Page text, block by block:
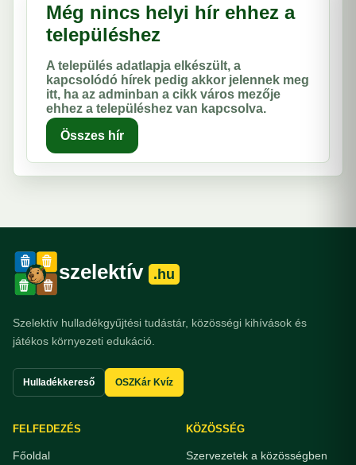
Még nincs helyi hír ehhez a
településhez
A település adatlapja elkészült, a
kapcsolódó hírek pedig akkor jelennek meg
itt, ha az adminban a cikk város mezője
ehhez a településhez van kapcsolva.
Összes hír
szelektív .hu
Szelektív hulladékgyűjtési tudástár, közösségi kihívások és
játékos környezeti edukáció.
Hulladékkereső OSZKár Kvíz
FELFEDEZÉS
Főoldal
KÖZÖSSÉG
Szervezetek a közösségben